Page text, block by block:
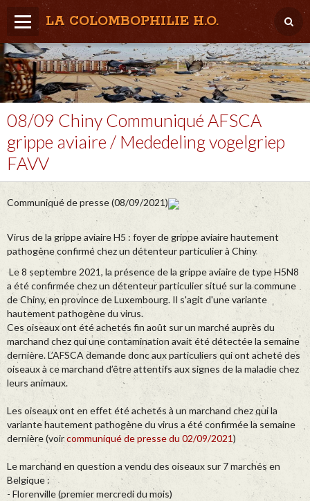
LA COLOMBOPHILIE H.O.
Home
Météo / Het weer
Lâcher / Los
Result. clubs, Provincial, (Inter)National
RFCB / KBDB
08/09 Chiny Communiqué AFSCA
grippe aviaire / Mededeling vogelgriep
FAVV
Communiqué de presse (08/09/2021)
Virus de la grippe aviaire H5 : foyer de grippe aviaire hautement
pathogène confirmé chez un détenteur particulier à Chiny
Le 8 septembre 2021, la présence de la grippe aviaire de type H5N8
a été confirmée chez un détenteur particulier situé sur la commune
de Chiny, en province de Luxembourg. Il s'agit d'une variante
hautement pathogène du virus.
Ces oiseaux ont été achetés fin août sur un marché auprès du
marchand chez qui une contamination avait été détectée la semaine
dernière. L’AFSCA demande donc aux particuliers qui ont acheté des
oiseaux à ce marchand d’être attentifs aux signes de la maladie chez
leurs animaux.
Les oiseaux ont en effet été achetés à un marchand chez qui la
variante hautement pathogène du virus a été confirmée la semaine
dernière (voircommuniqué de presse du 02/09/2021)
Le marchand en question a vendu des oiseaux sur 7 marchés en
Belgique :
- Florenville (premier mercredi du mois)